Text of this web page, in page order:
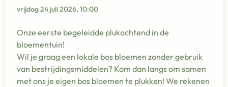
vrijdag 24 juli 2026, 10:00
Onze eerste begeleidde plukochtend in de
bloementuin!
Wil je graag een lokale bos bloemen zonder gebruik
van bestrijdingsmiddelen? Kom dan langs om samen
met ons je eigen bos bloemen te plukken! We rekenen